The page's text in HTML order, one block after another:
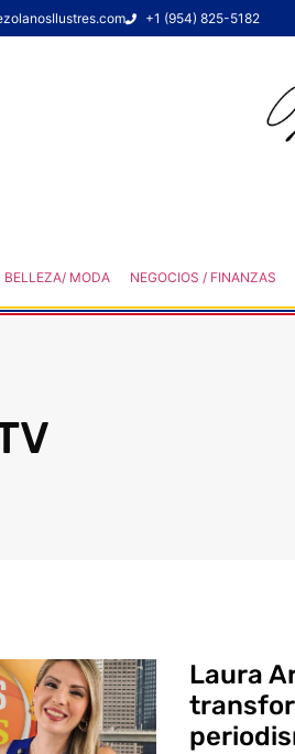
+1 (954) 825-5182
BELLEZA/ MODA NEGOCIOS / FINANZAS
Laura